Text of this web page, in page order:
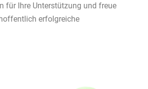
für Ihre Unterstützung und freue
erfolgreiche